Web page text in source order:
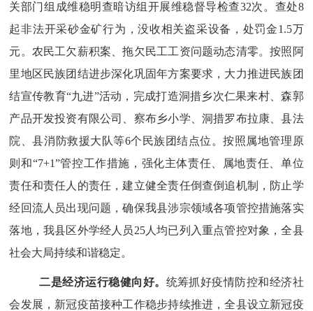
关部门组成维稳明查暗访组开展维稳督导检查32次 。 查处8
起非法开采砂金矿行为，没收相关盗采设备，处罚金1.5万
元。农民工欠薪积案、拖欠民工工资问题动态清零。按照阿
里地区民族团结进步深化巩固年方案要求，大力推进民族团
结宣传教育“九进”活动，完成打造洞措乡次仁果来村、森郭
产品开发投资有限公司、察布乡小学、洞措罗布拉康、县法
院、县消防救援大队等6个民族团结点位。按照属地管理原
则和“7+1”管控工作措施，强化主体责任、属地责任、单位
责任和责任人的责任，建立健全责任倒查倒追机制，防止学
经回流人员出现问题，确保我县涉宗领域各项管控措施落实
落地，我县区外学经人员25人均已列入重点管控对象，全县
社会大局持续和谐稳定。
二是经济运行稳健向好。 统筹抓好疫情防控和经济社
会发展， 新冠疫苗接种工作稳步持续推进，全县设立新冠疫